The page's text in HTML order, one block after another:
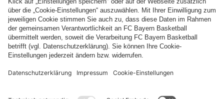
Kinder- und Jugendschutz Hinweisgebersystem FAQ Kontakt
Verträge hier kündigen Cookie-Einstellungen